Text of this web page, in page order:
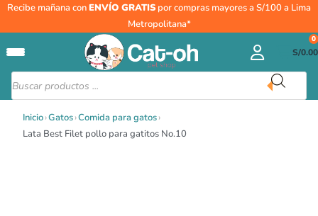
Recibe mañana conENVÍO GRATIS por compras mayores a S/100 a Lima
Metropolitana*
Búsqueda
de
productos
S/0.00
0
Inicio›Gatos›Comida para gatos›
Lata Best Filet pollo para gatitos No.10
Lata
pollo
para
gatitos
cantidad